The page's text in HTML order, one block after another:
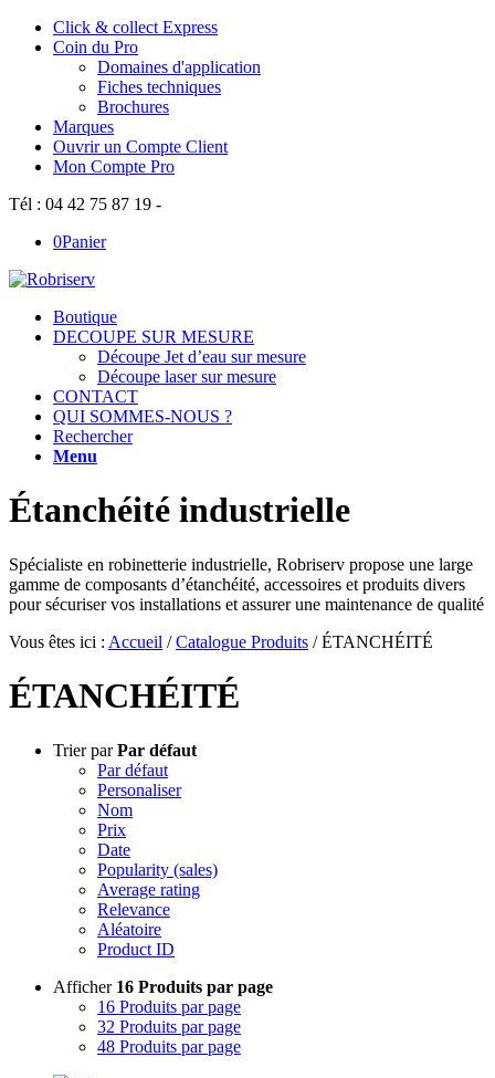
Click & collect Express
Coin du Pro
Domaines d'application
Fiches techniques
Brochures
Marques
Ouvrir un Compte Client
Mon Compte Pro
Tél : 04 42 75 87 19 -
0Panier
Boutique
DECOUPE SUR MESURE
Découpe Jet d’eau sur mesure
Découpe laser sur mesure
CONTACT
QUI SOMMES-NOUS ?
Rechercher
Menu
Étanchéité industrielle
Spécialiste en robinetterie industrielle, Robriserv propose une large
gamme de composants d’étanchéité, accessoires et produits divers
pour sécuriser vos installations et assurer une maintenance de qualité
Vous êtes ici : Accueil / Catalogue Produits / ÉTANCHÉITÉ
ÉTANCHÉITÉ
Trier parPar défaut
Par défaut
Personaliser
Nom
Prix
Date
Popularity (sales)
Average rating
Relevance
Aléatoire
Product ID
Afficher 16 Produits par page
16 Produits par page
32 Produits par page
48 Produits par page